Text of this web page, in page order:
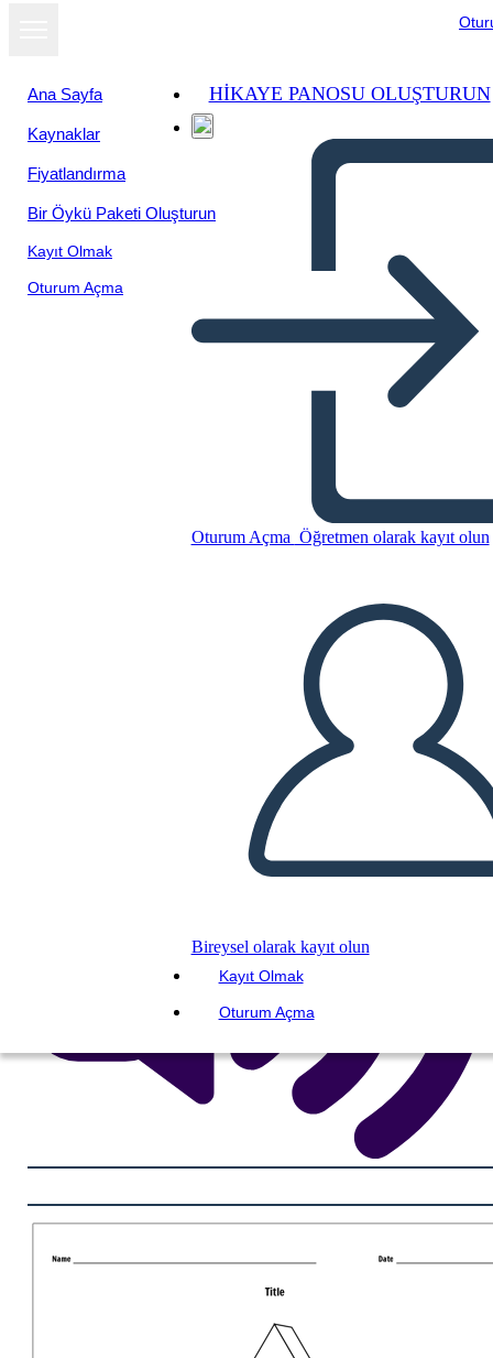
Ana Sayfa
Kaynaklar
Fiyatlandırma
Bir Öykü Paketi Oluşturun
Kayıt Olmak
Oturum Açma
HIKAYE PANOSU OLUŞTURUN
Oturum Açma Öğretmen olarak kayıt olun
Bireysel olarak kayıt olun
Kayıt Olmak
Oturum Açma
Pyramídy
BİR HİKAYE PANOSU OLUŞTUR
SLAYT GÖSTERİSİNİ OYNAT
BENİ OKU
Slayt gösterisi
olarak
görüntüle